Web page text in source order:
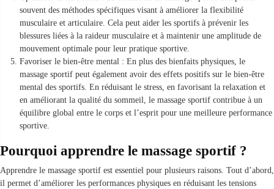
souvent des méthodes spécifiques visant à améliorer la flexibilité
musculaire et articulaire. Cela peut aider les sportifs à prévenir les
blessures liées à la raideur musculaire et à maintenir une amplitude de
mouvement optimale pour leur pratique sportive.
Favoriser le bien-être mental : En plus des bienfaits physiques, le
massage sportif peut également avoir des effets positifs sur le bien-être
mental des sportifs. En réduisant le stress, en favorisant la relaxation et
en améliorant la qualité du sommeil, le massage sportif contribue à un
équilibre global entre le corps et l’esprit pour une meilleure performance
sportive.
Pourquoi apprendre le massage sportif ?
Apprendre le massage sportif est essentiel pour plusieurs raisons. Tout d’abord,
il permet d’améliorer les performances physiques en réduisant les tensions